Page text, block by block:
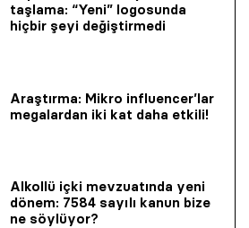
taşlama: “Yeni” logosunda
hiçbir şeyi değiştirmedi
Araştırma: Mikro influencer’lar
megalardan iki kat daha etkili!
Alkollü içki mevzuatında yeni
dönem: 7584 sayılı kanun bize
ne söylüyor?